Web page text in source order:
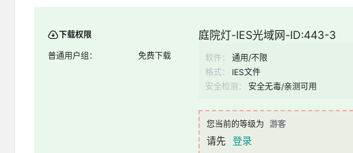
下载权限
普通用户组： 免费下载
庭院灯-IES光域网-ID:443-3
软件： 通用/不限
格式：
IES文件
安全检测：
安全无毒/亲测可用
您当前的等级为 游客
请先 登录